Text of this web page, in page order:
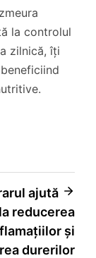
la controlul
zilnică, îți
ajută
la reducerea
și
durerilor